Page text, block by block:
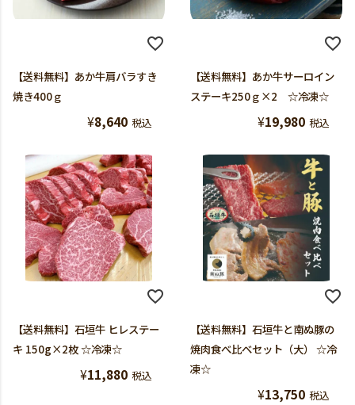
【送料無料】あか牛肩バラすき
焼き400ｇ
¥8,640 税込
【送料無料】あか牛サーロイン
ステーキ250ｇ×2 ☆冷凍☆
¥19,980 税込
【送料無料】石垣牛 ヒレステー
キ 150g×2枚 ☆冷凍☆
¥11,880 税込
【送料無料】石垣牛と南ぬ豚の
焼肉食べ比べセット（大） ☆冷
凍☆
¥13,750 税込